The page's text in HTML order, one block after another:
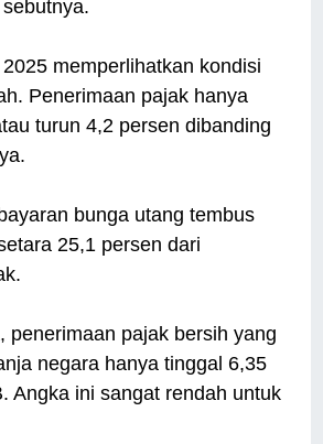
memperlihatkan kondisi
Penerimaan pajak hanya
turun 4,2 persen dibanding
bunga utang tembus
25,1 persen dari
penerimaan pajak bersih yang
negara hanya tinggal 6,35
Angka ini sangat rendah untuk